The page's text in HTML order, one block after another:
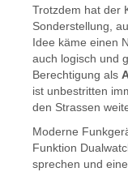
Trotzdem hat der
Sonderstellung,
Idee käme einen
auch logisch und
Berechtigung als
ist unbestritten
den Strassen
Moderne
Funktion
sprechen und